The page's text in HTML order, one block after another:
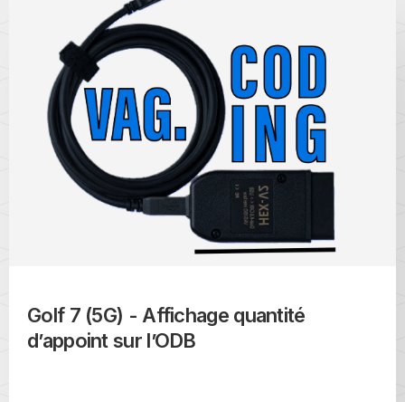
Golf 7 (5G) - Affichage quantité
d’appoint sur l’ODB